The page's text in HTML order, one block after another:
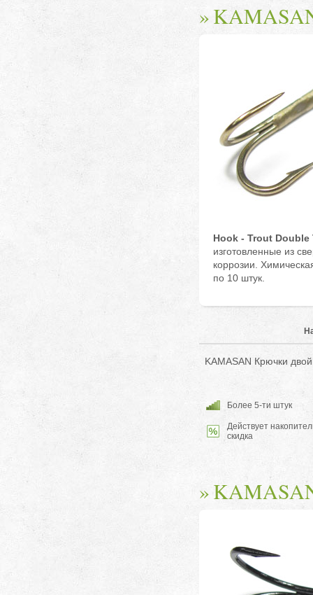
Hook - Trout Double
изготовленные из
коррозии.
по 10 штук.
KAMASAN Крючки
Более 5-ти штук
Действует
скидка